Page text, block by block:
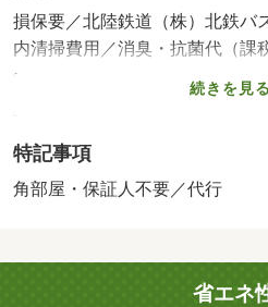
損保要／北陸鉄道（株）北鉄バ
内清掃費用／消臭・抗菌代（課
必：機関保証加入必須。初回保
証料賃料等総額の１％＋８００
費］ＬＰガス料金はご契約前に
ただけます。 ルームクリーニ
面台／ＴＶインターホン／室内
／角住戸／温水洗浄便座／洗面
続きを見る
特記事項
角部屋・保証人不要／代行
省エネ